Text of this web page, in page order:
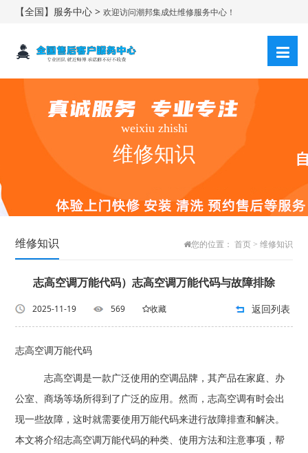
【全国】服务中心 >欢迎访问潮邦集成灶维修服务中心！
weixiu zhishi
维修知识
维修知识 您的位置： 首页> 维修知识
志高空调万能代码）志高空调万能代码与故障排除
2025-11-19 569 收藏 返回列表
志高空调万能代码
志高空调是一款广泛使用的空调品牌，其产品在家庭、办
公室、商场等场所得到了广泛的应用。然而，志高空调有时会出
现一些故障，这时就需要使用万能代码来进行故障排查和解决。
本文将介绍志高空调万能代码的种类、使用方法和注意事项，帮